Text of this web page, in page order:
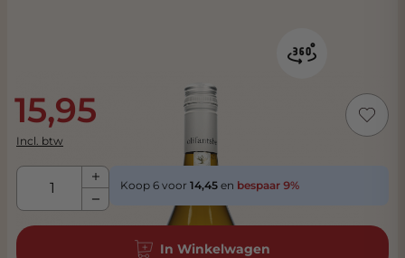
15,95
Incl. btw
Aantal
Koop 6 voor 14,45 en bespaar 9%
In Winkelwagen